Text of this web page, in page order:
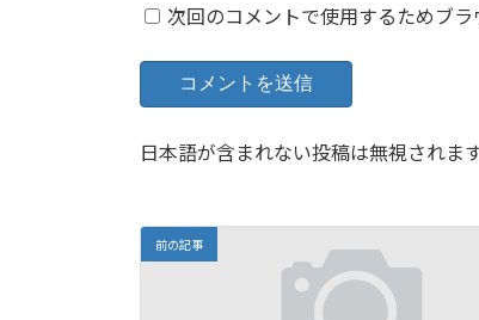
次回のコメントで使用するためブ
日本語が含まれない投稿は無視されま
前の記事